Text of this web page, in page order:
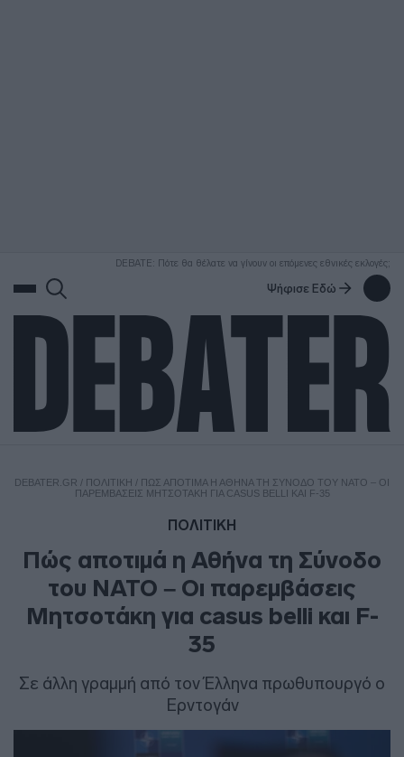
DEBATE: Πότε θα θέλατε να γίνουν οι επόμενες εθνικές εκλογές;
Ψήφισε Εδώ
DEBATER.GR / ΠΟΛΙΤΙΚΗ / ΠΏΣ ΑΠΟΤΙΜΆ Η ΑΘΉΝΑ ΤΗ ΣΎΝΟΔΟ ΤΟΥ ΝΑΤΟ – ΟΙ
ΠΑΡΕΜΒΆΣΕΙΣ ΜΗΤΣΟΤΆΚΗ ΓΙΑ CASUS BELLI ΚΑΙ F-35
ΠΟΛΙΤΙΚΗ
Πώς αποτιμά η Αθήνα τη Σύνοδο
του ΝΑΤΟ – Οι παρεμβάσεις
Μητσοτάκη για casus belli και F-
35
Σε άλλη γραμμή από τον Έλληνα πρωθυπουργό ο
Ερντογάν